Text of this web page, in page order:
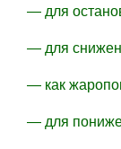
— для
— для
— как
— для